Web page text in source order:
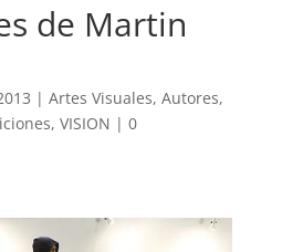
de Martin
| Artes Visuales, Autores,
, VISION | 0